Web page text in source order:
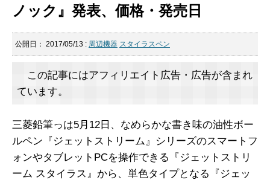
ノック』発表、価格・発売日
公開日： 2017/05/13 : 周辺機器 スタイラスペン
この記事にはアフィリエイト広告・広告が含まれ
ています。
三菱鉛筆っは5月12日、なめらかな書き味の油性ボー
ルペン『ジェットストリーム』シリーズのスマートフ
ォンやタブレットPCを操作できる『ジェットストリ
ーム スタイラス』から、単色タイプとなる『ジェッ